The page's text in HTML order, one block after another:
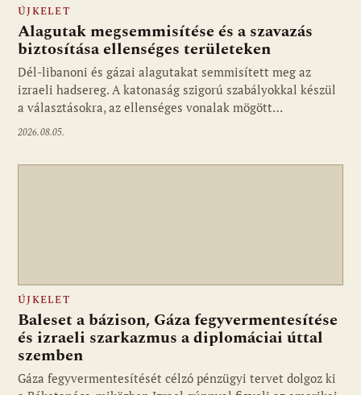
ÚJKELET
Alagutak megsemmisítése és a szavazás
biztosítása ellenséges területeken
Dél-libanoni és gázai alagutakat semmisített meg az
izraeli hadsereg. A katonaság szigorú szabályokkal készül
a választásokra, az ellenséges vonalak mögött…
2026.08.05.
ÚJKELET
Baleset a bázison, Gáza fegyvermentesítése
és izraeli szarkazmus a diplomáciai úttal
szemben
Gáza fegyvermentesítését célzó pénzügyi tervet dolgoz ki